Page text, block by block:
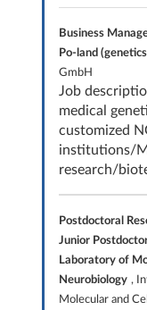
Business
Po-land
GmbH
Job
medical
customized
institutions/
research/
Postdoctoral
Junior
Laboratory of
Neurobiology ,
Molecular and